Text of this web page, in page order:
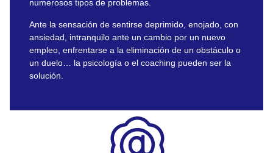
numerosos tipos de problemas.
Ante la sensación de sentirse deprimido, enojado, con
ansiedad, intranquilo ante un cambio por un nuevo
empleo, enfrentarse a la eliminación de un obstáculo o
un duelo… la psicología o el coaching pueden ser la
solución.